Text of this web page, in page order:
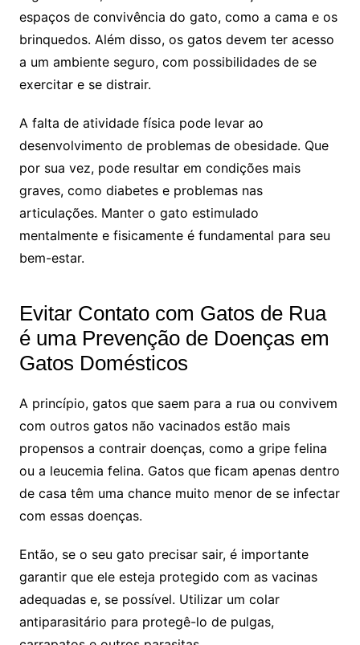
espaços de convivência do gato, como a cama e os
brinquedos. Além disso, os gatos devem ter acesso
a um ambiente seguro, com possibilidades de se
exercitar e se distrair.
A falta de atividade física pode levar ao
desenvolvimento de problemas de obesidade. Que
por sua vez, pode resultar em condições mais
graves, como diabetes e problemas nas
articulações. Manter o gato estimulado
mentalmente e fisicamente é fundamental para seu
bem-estar.
Evitar Contato com Gatos de Rua
é uma Prevenção de Doenças em
Gatos Domésticos
A princípio, gatos que saem para a rua ou convivem
com outros gatos não vacinados estão mais
propensos a contrair doenças, como a gripe felina
ou a leucemia felina. Gatos que ficam apenas dentro
de casa têm uma chance muito menor de se infectar
com essas doenças.
Então, se o seu gato precisar sair, é importante
garantir que ele esteja protegido com as vacinas
adequadas e, se possível. Utilizar um colar
antiparasitário para protegê-lo de pulgas,